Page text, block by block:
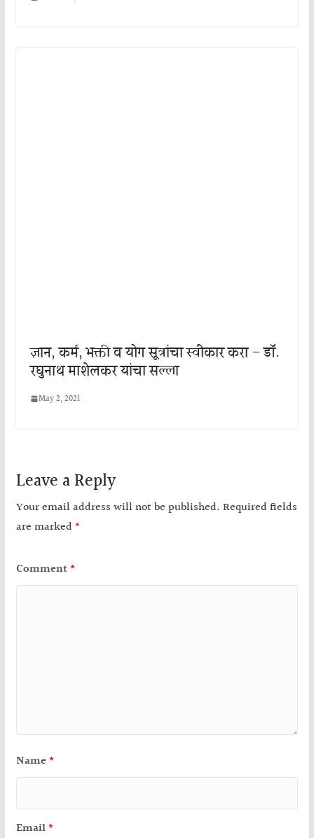
ज्ञान, कर्म, भक्ती व योग सूत्रांचा स्वीकार करा – डॉ.
रघुनाथ माशेलकर यांचा सल्ला
May 2, 2021
Leave a Reply
Your email address will not be published. Required fields
are marked *
Comment *
Name *
Email *